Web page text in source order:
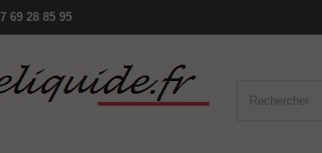
69 28 85 95